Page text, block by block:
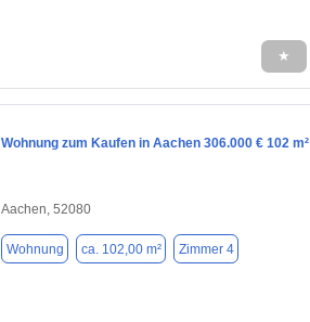
★
Wohnung zum Kaufen in Aachen 306.000 € 102 m²
Aachen, 52080
Wohnung ca. 102,00 m² Zimmer 4